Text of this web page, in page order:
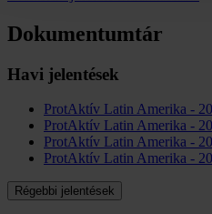
Dokumentumtár
Havi jelentések
ProtAktív Latin Amerika -
ProtAktív Latin Amerika -
ProtAktív Latin Amerika -
ProtAktív Latin Amerika -
Régebbi jelentések